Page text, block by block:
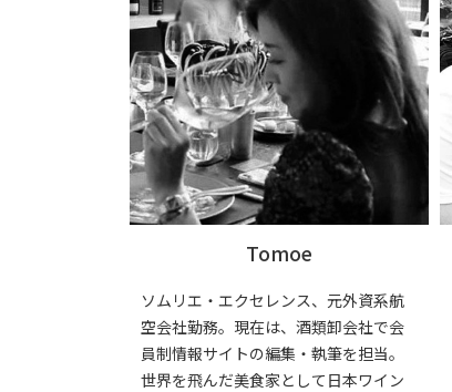
Tomoe
ソムリエ・エクセレンス、元外資系航
空会社勤務。現在は、酒類卸会社で会
員制情報サイトの編集・執筆を担当。
世界を飛んだ美食家として日本ワイン